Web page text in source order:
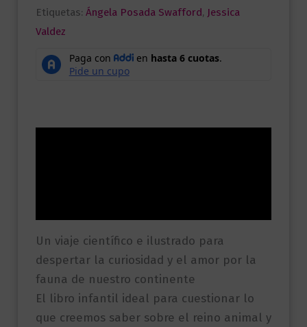
bicho
raro
Animales
Etiquetas: Ángela Posada Swafford, Jessica
Valdez
Un viaje científico e ilustrado para
despertar la curiosidad y el amor por la
fauna de nuestro continente
El libro infantil ideal para cuestionar lo
que creemos saber sobre el reino animal y